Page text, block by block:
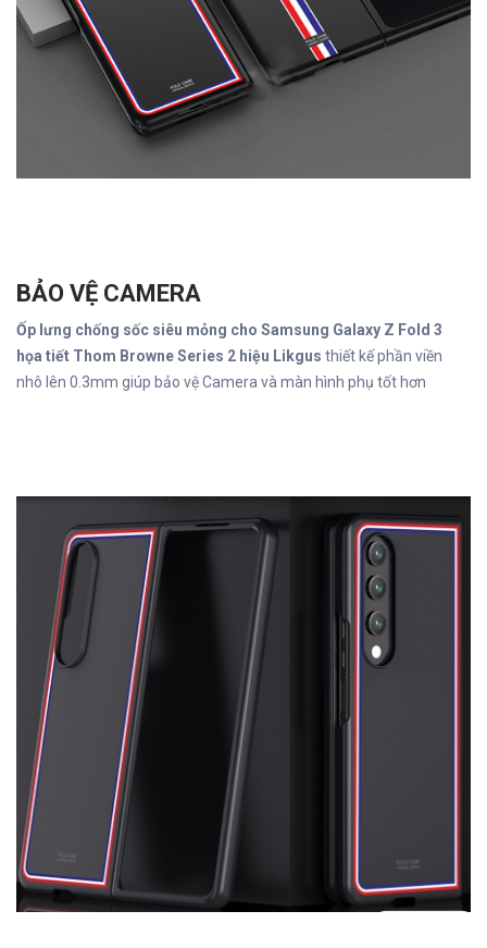
BẢO VỆ CAMERA
Ốp lưng chống sốc siêu mỏng cho Samsung Galaxy Z Fold 3
họa tiết Thom Browne Series 2 hiệu Likgus thiết kế phần viền
nhô lên 0.3mm giúp bảo vệ Camera và màn hình phụ tốt hơn